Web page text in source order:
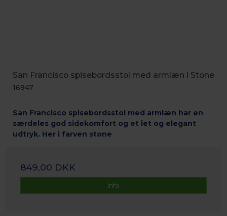
San Francisco spisebordsstol med armlæn i Stone
16947
San Francisco spisebordsstol med armlæn har en
særdeles god sidekomfort og et let og elegant
udtryk. Her i farven stone
849,00 DKK
Info